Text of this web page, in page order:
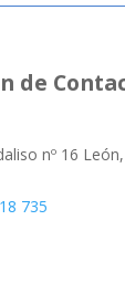
de
nº 16
735